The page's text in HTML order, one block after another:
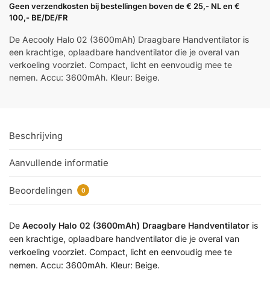
Geen verzendkosten bij bestellingen boven de € 25,- NL en €
100,- BE/DE/FR
De Aecooly Halo 02 (3600mAh) Draagbare Handventilator is
een krachtige, oplaadbare handventilator die je overal van
verkoeling voorziet. Compact, licht en eenvoudig mee te
nemen. Accu: 3600mAh. Kleur: Beige.
Beschrijving
Aanvullende informatie
Beoordelingen 0
De Aecooly Halo 02 (3600mAh) Draagbare Handventilator is
een krachtige, oplaadbare handventilator die je overal van
verkoeling voorziet. Compact, licht en eenvoudig mee te
nemen. Accu: 3600mAh. Kleur: Beige.